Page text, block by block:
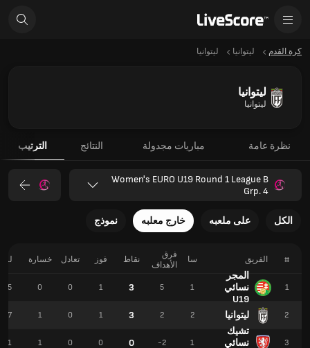
كرة القدم ليتوانيا ليتوانيا
ليتوانيا
ليتوانيا
نظرة عامة مباريات مجدولة النتائج الترتيب
Women's EURO U19 Round 1 League B
Grp. 4
الكل على ملعبه خارج معلبه نموذج
# الفريق
1
المجر
نسائي
U19
2 ليتوانيا
3
تشيك
نسائي
سا
فرق
الأهداف
نقاط فوز تعادل خسارة لـ
1
5
3
1
0
0
5
2
2
3
1
0
1
7
1
-2
0
0
0
1
1